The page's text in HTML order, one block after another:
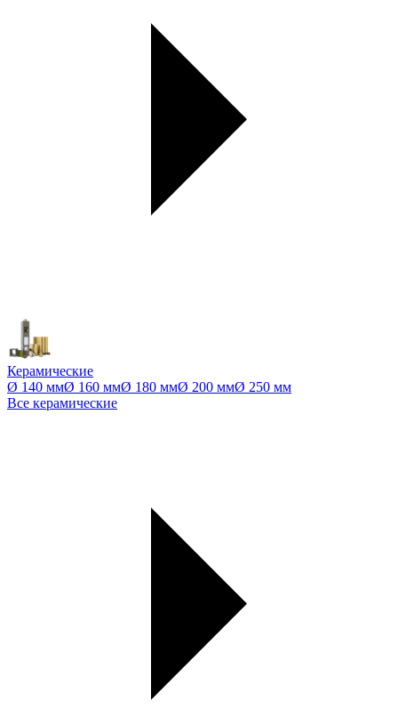
Керамические
Ø 140 ммØ 160 ммØ 180 ммØ 200 ммØ 250 мм
Все керамические